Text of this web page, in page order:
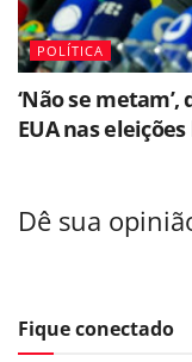
POLÍTICA
‘Não se
EUA nas
Dê sua
Fique conectado